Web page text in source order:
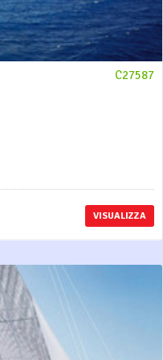
C27587
VISUALIZZA